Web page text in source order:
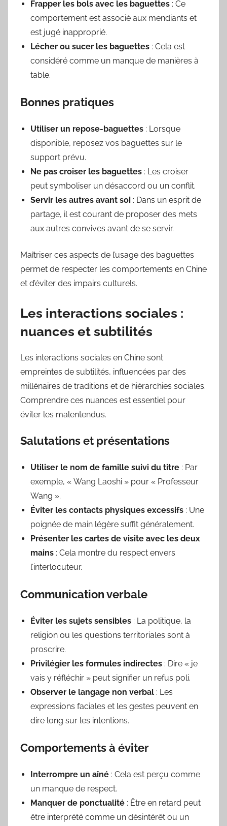
Frapper les bols avec les baguettes : Ce
comportement est associé aux mendiants et
est jugé inapproprié.
Lécher ou sucer les baguettes : Cela est
considéré comme un manque de manières à
table.
Bonnes pratiques
Utiliser un repose-baguettes : Lorsque
disponible, reposez vos baguettes sur le
support prévu.
Ne pas croiser les baguettes : Les croiser
peut symboliser un désaccord ou un conflit.
Servir les autres avant soi : Dans un esprit de
partage, il est courant de proposer des mets
aux autres convives avant de se servir.
Maîtriser ces aspects de l’usage des baguettes
permet de respecter les comportements en Chine
et d’éviter des impairs culturels.
Les interactions sociales :
nuances et subtilités
Les interactions sociales en Chine sont
empreintes de subtilités, influencées par des
millénaires de traditions et de hiérarchies sociales.
Comprendre ces nuances est essentiel pour
éviter les malentendus.
Salutations et présentations
Utiliser le nom de famille suivi du titre : Par
exemple, « Wang Laoshi » pour « Professeur
Wang ».
Éviter les contacts physiques excessifs : Une
poignée de main légère suffit généralement.
Présenter les cartes de visite avec les deux
mains : Cela montre du respect envers
l’interlocuteur.
Communication verbale
Éviter les sujets sensibles : La politique, la
religion ou les questions territoriales sont à
proscrire.
Privilégier les formules indirectes : Dire « je
vais y réfléchir » peut signifier un refus poli.
Observer le langage non verbal : Les
expressions faciales et les gestes peuvent en
dire long sur les intentions.
Comportements à éviter
Interrompre un aîné : Cela est perçu comme
un manque de respect.
Manquer de ponctualité : Être en retard peut
être interprété comme un désintérêt ou un